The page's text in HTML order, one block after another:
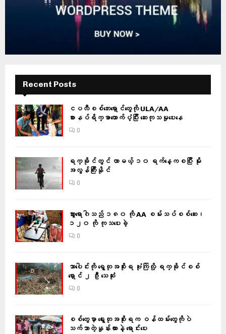
Recent Posts
ငပလီစစ်ဘေးရှောင်တွေကို ULA/AA
စားနပ်ရိက္ခာထောက်ပံ့ပြီး ဆေးကုသမှုပေးနေ
0
ရက္ခိုင်တွင် လာမယ့် ၁၀ ရက်နေ့ကစပြီး မိုး
အလွန်ကြီးနိုင်
0
သွားရောဂါသည် ၁၈၀ ကို AA စမ်းသပ်စစ်ဆေး၊
၁၂၀ ကို ကုသပေးခဲ့
0
သာပေါင်းကို ရွေတုအစိုးရ ဗုံးကြဲလို့ ရက္ခိုင်စစ်
ရှောင် ၂ ဦး သေဆုံး
0
စစ်တွေမှာ ရွေးတုအစိုးရက ဝန်ထမ်းတွေကိုပဲ
သက်သာတဲ့နှုန်းထားနဲ့ ရောင်းပေး